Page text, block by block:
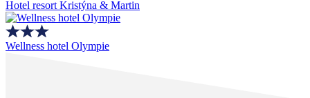
Hotel resort Kristýna & Martin
Wellness hotel Olympie